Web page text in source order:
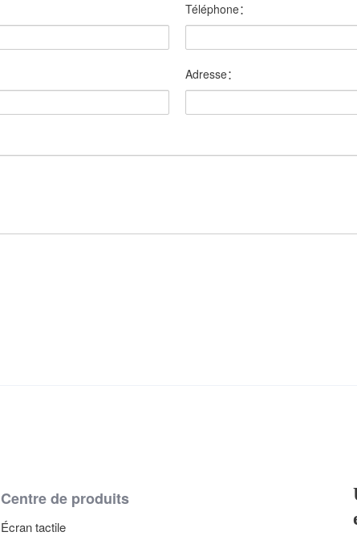
Téléphone：
Adresse：
Centre de produits
Écran tactile